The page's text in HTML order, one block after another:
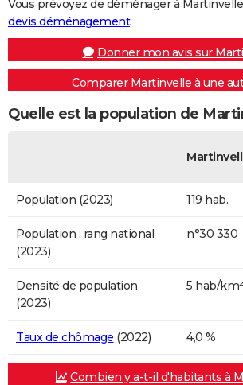
Vous prévoyez de déménager à
devis déménagement.
Donner mon avis sur
Comparer Martinvelle à une
Quelle est la population de
Population (2023) 119 hab.
Population : rang national
(2023)
n°30 330
Densité de population
(2023)
5 hab/km²
Taux de chômage (2022) 4,0 %
Combien y a-t-il d'habitants à